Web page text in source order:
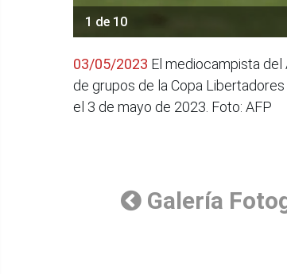
1 de 10
03/05/2023 El mediocampista
de grupos de la Copa
el 3 de mayo de 2023. Foto: AFP
Galería